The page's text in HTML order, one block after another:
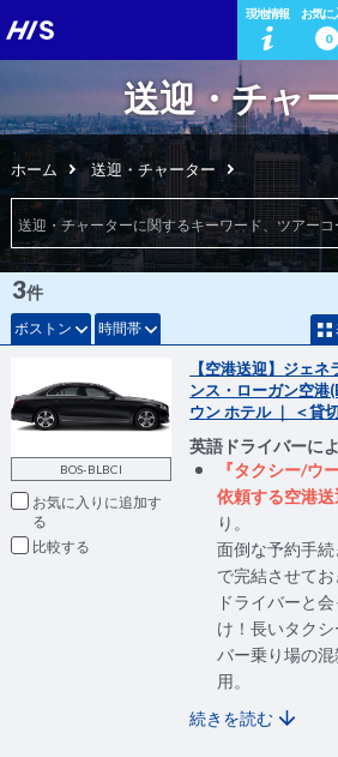
現地情報
お気に
0
送迎・チャ
ホーム 送迎・チャーター
ボストン 時間帯
3件
BOS-BLBCI
お気に入りに追加
比較
【空港送迎】ジェ
ンス・ローガン空
ウン ホテル ｜ ＜貸
英語ドライバーに
『タクシー/ウ
依頼する空港
り。
面倒な予約手
で完結させて
ドライバーと
け！長いタク
バー乗り場の
用。
続きを読む